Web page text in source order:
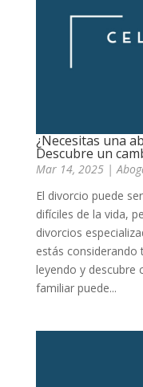
¿Necesitas una
Descubre un
Mar 14, 2025|
El divorcio puede
difíciles de la vida,
divorcios
estás
leyendo y descubre
familiar puede...